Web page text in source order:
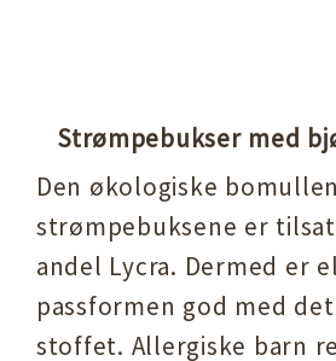
Strømpebukser med
Den økologiske
strømpebuksene er
andel Lycra. Dermed er
passformen god med
stoffet. Allergiske barn